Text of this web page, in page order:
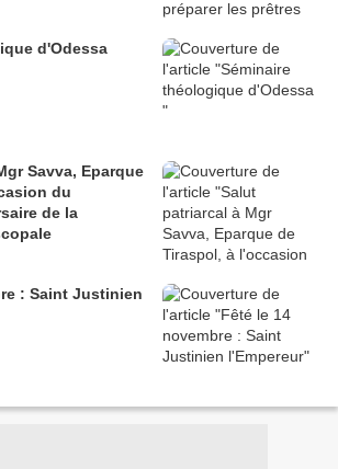
d'Odessa
Savva, Eparque
du
de la
: Saint Justinien